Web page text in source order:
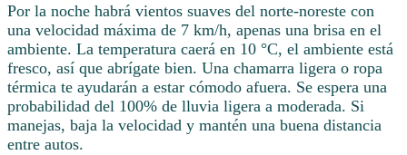
Por la noche habrá vientos suaves del norte-noreste con
una velocidad máxima de 7 km/h, apenas una brisa en el
ambiente. La temperatura caerá en 10 °C, el ambiente está
fresco, así que abrígate bien. Una chamarra ligera o ropa
térmica te ayudarán a estar cómodo afuera. Se espera una
probabilidad del 100% de lluvia ligera a moderada. Si
manejas, baja la velocidad y mantén una buena distancia
entre autos.